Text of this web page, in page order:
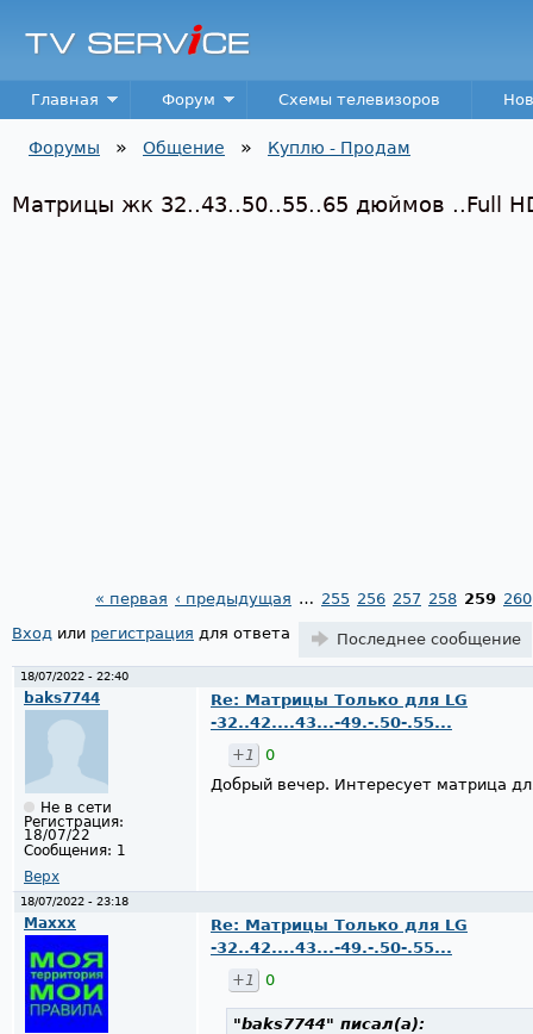
TV
Service
Main menu
Главная Форум Схемы телевизоров
Форумы » Общение » Куплю - Продам
Матрицы жк 32..43..50..55..65 дюймов ..Full
Страницы
« первая ‹ предыдущая … 255 256 257 258 259 260
Вход или регистрация для ответа Последнее сообщение
18/07/2022 - 22:40
baks7744
Не в сети
Регистрация:
18/07/22
Сообщения: 1
Верх
Re: Матрицы Только для LG
-32..42....43...-49.-.50-.55...
+1
0
Добрый вечер. Интересует матрица
18/07/2022 - 23:18
Maxxx
Re: Матрицы Только для LG
-32..42....43...-49.-.50-.55...
+1
0
"baks7744" писал(а):